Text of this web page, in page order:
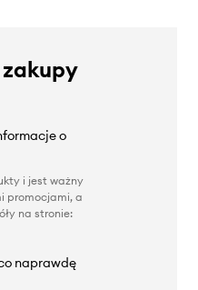
o
i jest ważny
promocjami, a
na stronie:
naprawdę